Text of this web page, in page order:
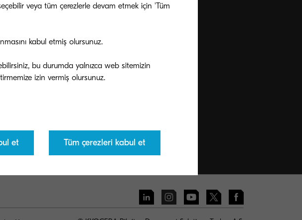
veya tüm çerezlerle devam etmek için 'Tüm
kabul etmiş olursunuz.
bu durumda yalnızca web sitemizin
cihazınızda doğru şekilde görüntülenmesi için gerekli olan çerezleri yerleştirmemize izin vermiş olursunuz.
et Tüm çerezleri kabul et